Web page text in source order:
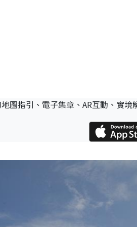
圖指引、電子集章、AR互動、實境